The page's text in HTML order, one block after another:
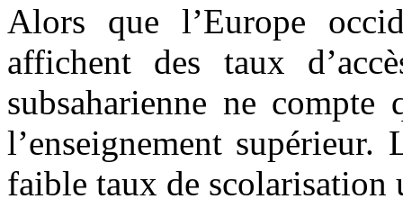
Alors que l’Europe
affichent des taux
subsaharienne ne
l’enseignement
faible taux de scolarisation